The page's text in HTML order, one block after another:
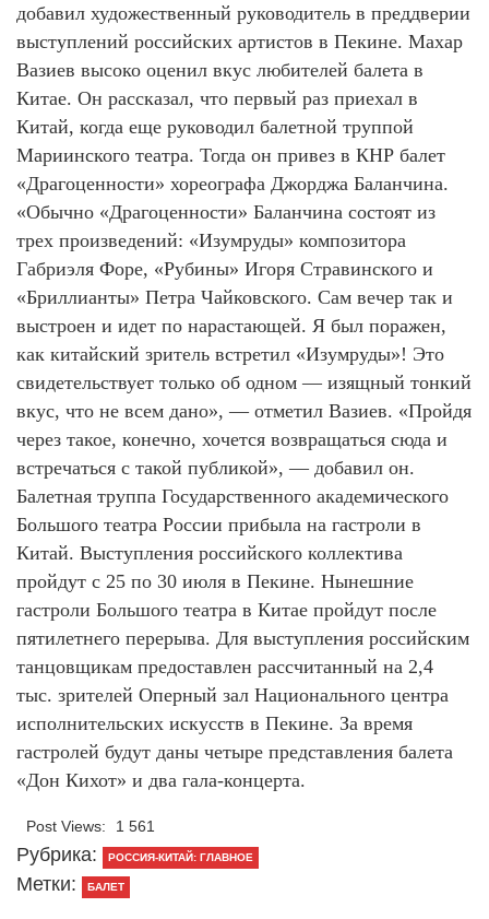
добавил художественный руководитель в преддверии
выступлений российских артистов в Пекине. Махар
Вазиев высоко оценил вкус любителей балета в
Китае. Он рассказал, что первый раз приехал в
Китай, когда еще руководил балетной труппой
Мариинского театра. Тогда он привез в КНР балет
«Драгоценности» хореографа Джорджа Баланчина.
«Обычно «Драгоценности» Баланчина состоят из
трех произведений: «Изумруды» композитора
Габриэля Форе, «Рубины» Игоря Стравинского и
«Бриллианты» Петра Чайковского. Сам вечер так и
выстроен и идет по нарастающей. Я был поражен,
как китайский зритель встретил «Изумруды»! Это
свидетельствует только об одном — изящный тонкий
вкус, что не всем дано», — отметил Вазиев. «Пройдя
через такое, конечно, хочется возвращаться сюда и
встречаться с такой публикой», — добавил он.
Балетная труппа Государственного академического
Большого театра России прибыла на гастроли в
Китай. Выступления российского коллектива
пройдут с 25 по 30 июля в Пекине. Нынешние
гастроли Большого театра в Китае пройдут после
пятилетнего перерыва. Для выступления российским
танцовщикам предоставлен рассчитанный на 2,4
тыс. зрителей Оперный зал Национального центра
исполнительских искусств в Пекине. За время
гастролей будут даны четыре представления балета
«Дон Кихот» и два гала-концерта.
Post Views: 1 561
Рубрика: РОССИЯ-КИТАЙ: ГЛАВНОЕ
Метки: БАЛЕТ